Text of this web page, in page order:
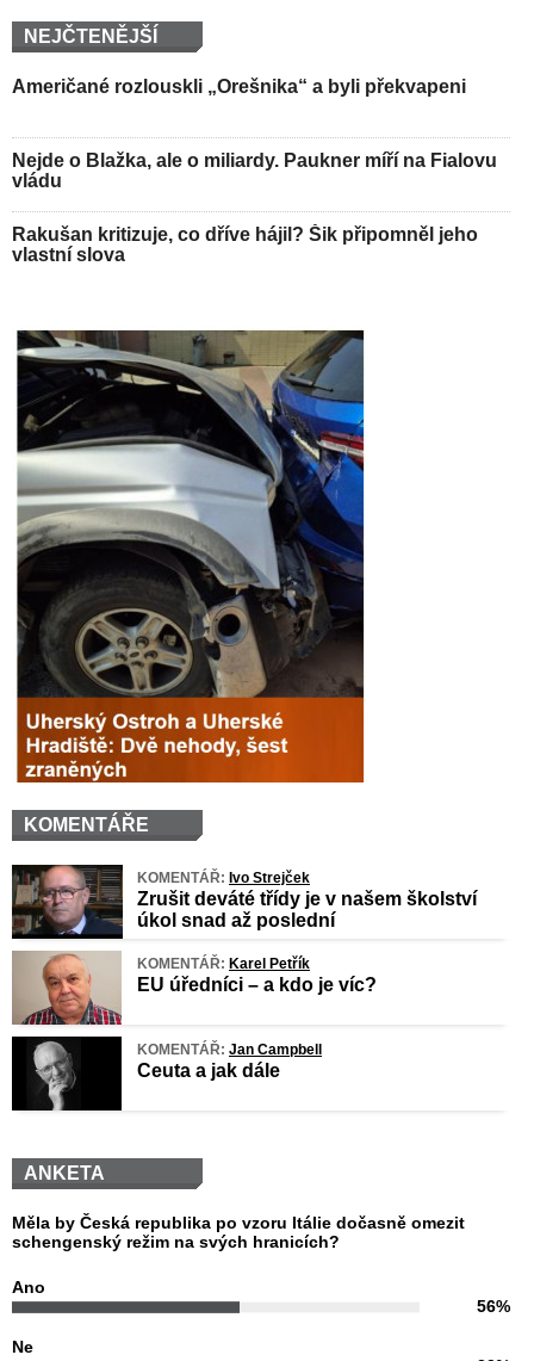
NEJČTENĚJŠÍ
Američané rozlouskli „Orešnika“ a byli překvapeni
Nejde o Blažka, ale o miliardy. Paukner míří na Fialovu
vládu
Rakušan kritizuje, co dříve hájil? Šik připomněl jeho
vlastní slova
KOMENTÁŘE
KOMENTÁŘ: Ivo Strejček
Zrušit deváté třídy je v našem školství
úkol snad až poslední
KOMENTÁŘ: Karel Petřík
EU úředníci – a kdo je víc?
KOMENTÁŘ: Jan Campbell
Ceuta a jak dále
ANKETA
Měla by Česká republika po vzoru Itálie dočasně omezit
schengenský režim na svých hranicích?
Ano
56%
Ne